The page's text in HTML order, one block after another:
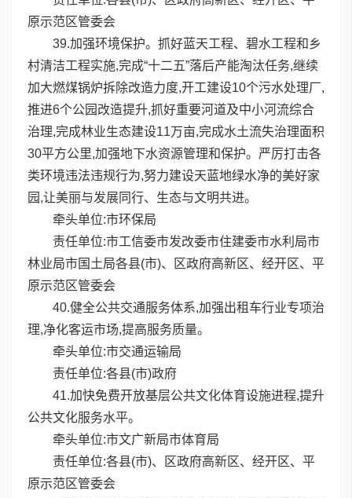
原示范区管委会
39.加强环境保护。抓好蓝天工程、碧水工程和乡
村清洁工程实施,完成“十二五”落后产能淘汰任务,继续
加大燃煤锅炉拆除改造力度,开工建设10个污水处理厂,
推进6个公园改造提升,抓好重要河道及中小河流综合
治理,完成林业生态建设11万亩,完成水土流失治理面积
30平方公里,加强地下水资源管理和保护。严厉打击各
类环境违法违规行为,努力建设天蓝地绿水净的美好家
园,让美丽与发展同行、生态与文明共进。
牵头单位:市环保局
责任单位:市工信委市发改委市住建委市水利局市
林业局市国土局各县(市)、区政府高新区、经开区、平
原示范区管委会
40.健全公共交通服务体系,加强出租车行业专项治
理,净化客运市场,提高服务质量。
牵头单位:市交通运输局
责任单位:各县(市)政府
41.加快免费开放基层公共文化体育设施进程,提升
公共文化服务水平。
牵头单位:市文广新局市体育局
责任单位:各县(市)、区政府高新区、经开区、平
原示范区管委会